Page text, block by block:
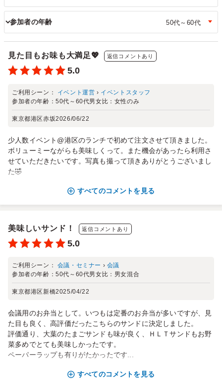
参加者の年齢
見た目もお味も大満足💖 返信コメントあり
5.0
ご利用シーン： イベント運営 › イベントスタッフ
参加者の年齢：50代～60代男女比： 女性のみ
東京都港区赤坂2026/06/22
少人数イベント@港区のランチで初めて注文させて頂きました。
ボリューミーながらも美味しくって。また機会があったら利用さ
せていただきたいです。写真も撮って頂きありがとうございまし
た🤣
すべてのコメントを見る
美味しいサンド！ 返信コメントあり
5.0
ご利用シーン： 会議・セミナー › 会議
参加者の年齢：50代～60代男女比： 男女混合
東京都港区新橋2025/04/22
会議用のお弁当として。いつもは定番のお弁当が多いですが、見
た目も良く、高評価だったこちらのサンドに決定しました。
評価通り、大葉のたまごサンドも味が良く、ＨＬＴサンドもお野
菜多めでとても美味しかったです。
ペーパーラップも有りがたかったです...
すべてのコメントを見る